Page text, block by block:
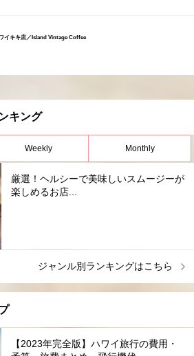
イキキ店／Island Vintage Coffee
キング
Weekly Monthly
厳選！ヘルシーで美味しいスムージーが
楽しめるお店...
ジャンル別ランキングはこちら
【2023年完全版】ハワイ旅行の費用・